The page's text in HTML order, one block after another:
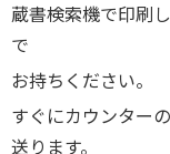
蔵書検索機で印刷
で
お持ちください。
すぐにカウンター
送ります。